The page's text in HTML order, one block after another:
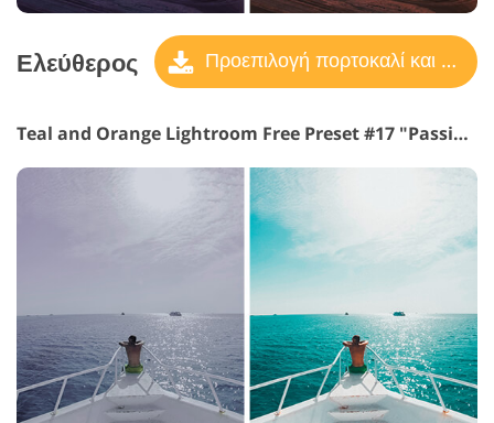
Ελεύθερος Προεπιλογή πορτοκαλί και γαλαζοπράσινο
Teal and Orange Lightroom Free Preset #17 "Passion"